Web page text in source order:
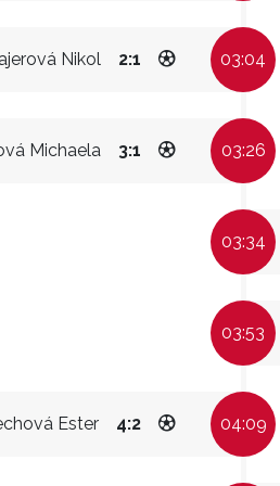
Nikol 2:1 03:04
Michaela 3:1 03:26
03:34
03:53
Ester 4:2 04:09